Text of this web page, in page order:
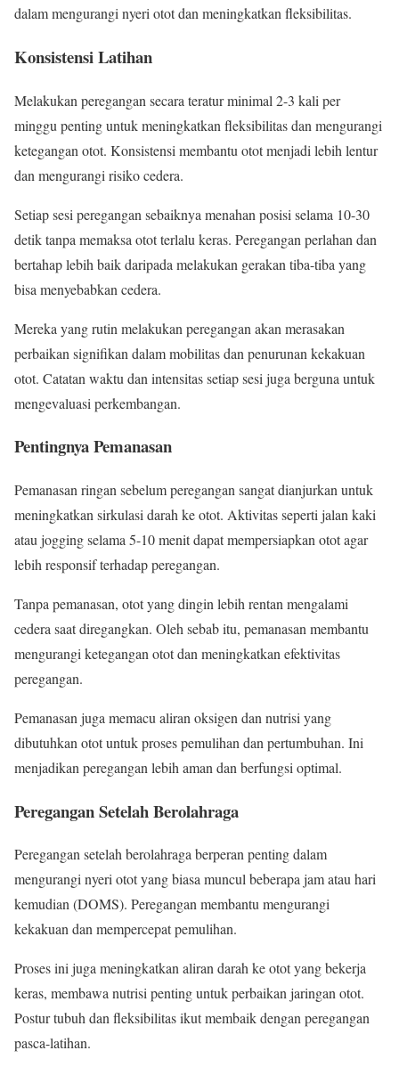
dalam mengurangi nyeri otot dan meningkatkan fleksibilitas.
Konsistensi Latihan
Melakukan peregangan secara teratur minimal 2-3 kali per
minggu penting untuk meningkatkan fleksibilitas dan mengurangi
ketegangan otot. Konsistensi membantu otot menjadi lebih lentur
dan mengurangi risiko cedera.
Setiap sesi peregangan sebaiknya menahan posisi selama 10-30
detik tanpa memaksa otot terlalu keras. Peregangan perlahan dan
bertahap lebih baik daripada melakukan gerakan tiba-tiba yang
bisa menyebabkan cedera.
Mereka yang rutin melakukan peregangan akan merasakan
perbaikan signifikan dalam mobilitas dan penurunan kekakuan
otot. Catatan waktu dan intensitas setiap sesi juga berguna untuk
mengevaluasi perkembangan.
Pentingnya Pemanasan
Pemanasan ringan sebelum peregangan sangat dianjurkan untuk
meningkatkan sirkulasi darah ke otot. Aktivitas seperti jalan kaki
atau jogging selama 5-10 menit dapat mempersiapkan otot agar
lebih responsif terhadap peregangan.
Tanpa pemanasan, otot yang dingin lebih rentan mengalami
cedera saat diregangkan. Oleh sebab itu, pemanasan membantu
mengurangi ketegangan otot dan meningkatkan efektivitas
peregangan.
Pemanasan juga memacu aliran oksigen dan nutrisi yang
dibutuhkan otot untuk proses pemulihan dan pertumbuhan. Ini
menjadikan peregangan lebih aman dan berfungsi optimal.
Peregangan Setelah Berolahraga
Peregangan setelah berolahraga berperan penting dalam
mengurangi nyeri otot yang biasa muncul beberapa jam atau hari
kemudian (DOMS). Peregangan membantu mengurangi
kekakuan dan mempercepat pemulihan.
Proses ini juga meningkatkan aliran darah ke otot yang bekerja
keras, membawa nutrisi penting untuk perbaikan jaringan otot.
Postur tubuh dan fleksibilitas ikut membaik dengan peregangan
pasca-latihan.